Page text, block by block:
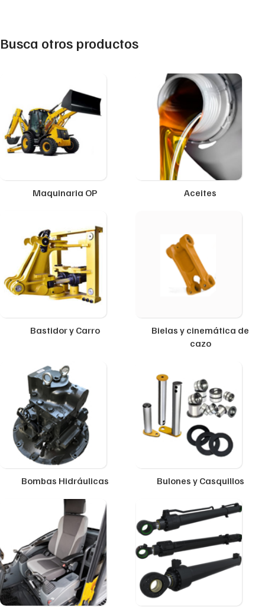
Busca otros productos
Maquinaria OP Aceites
Bastidor y Carro
Bielas y cinemática de
cazo
Bombas Hidráulicas Bulones y Casquillos